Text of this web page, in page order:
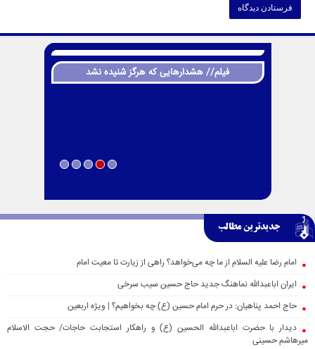
فیلم// هشدارهایی که هرگز شنیده نشد
جدیدترین مطالب
امام رضا علیه السلام از ما چه می‌خواهد؟ راهی از زیارت تا معیت امام
ایران اباعبدالله نماهنگ جدید حاج حسین سیب سرخی
حاج احمد پناهیان: در حرم امام حسین (ع) چه بخواهیم؟ | ویژه اربعین
دیدار با حضرت اباعبدالله الحسین (ع) و راهکار استجابت حاجات/ حجت الاسلام
میرهاشم حسینی